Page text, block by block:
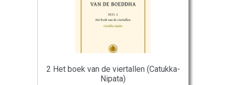
2 Het boek van de viertallen (Catukka-
Nipata)